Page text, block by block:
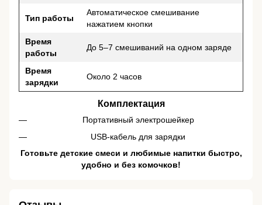
Тип работы
Автоматическое смешивание
нажатием кнопки
Время
работы
До 5–7 смешиваний на одном заряде
Время
зарядки
Около 2 часов
Комплектация
Портативный электрошейкер
USB-кабель для зарядки
Готовьте детские смеси и любимые напитки быстро,
удобно и без комочков!